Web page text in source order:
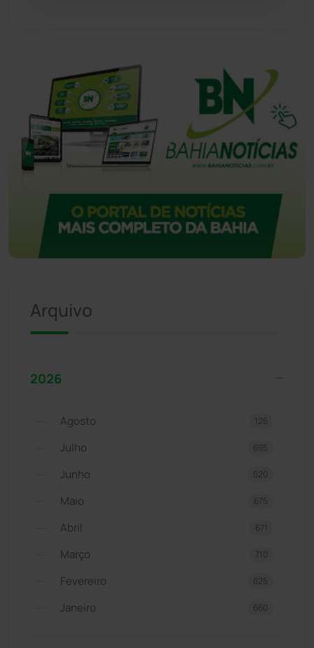
Arquivo
2026
Agosto 126
Julho 695
Junho 620
Maio 675
Abril 671
Março 710
Fevereiro 625
Janeiro 660